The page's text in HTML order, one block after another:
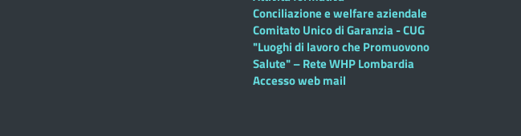
Conciliazione e welfare aziendale
Comitato Unico di Garanzia - CUG
"Luoghi di lavoro che Promuovono
Salute" – Rete WHP Lombardia
Accesso web mail